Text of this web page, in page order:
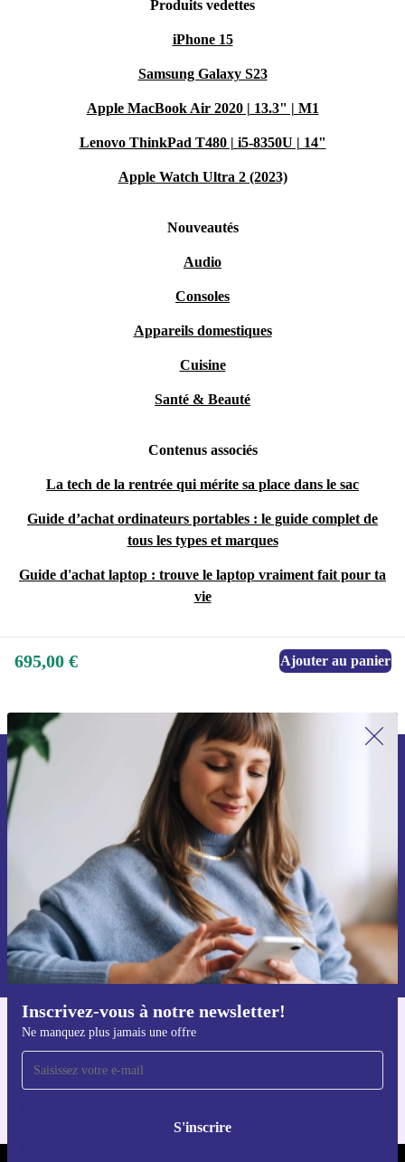
Produits vedettes
iPhone 15
Samsung Galaxy S23
Apple MacBook Air 2020 | 13.3" | M1
Lenovo ThinkPad T480 | i5-8350U | 14"
Apple Watch Ultra 2 (2023)
Nouveautés
Audio
Consoles
Appareils domestiques
Cuisine
Santé & Beauté
Contenus associés
La tech de la rentrée qui mérite sa place dans le sac
Guide d’achat ordinateurs portables : le guide complet de
tous les types et marques
Guide d'achat laptop : trouve le laptop vraiment fait pour ta
vie
695,00 € Ajouter au panier
Inscrivez-vous à notre newsletter!
Ne manquez plus jamais une offre
S'inscrire
Recevoir offres et infos de refurbed
par mail
Ne manquez plus aucune offre.
S'inscrire
Retrouvez les informations sur l'utilisation des données personnelles
dans notrepolitique de confidentialité.
Téléchargez l'application refurbed
Pour iOS et Android